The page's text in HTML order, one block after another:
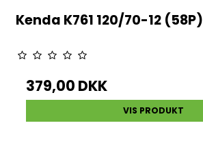
Kenda K761 120/70-12 (58P)
379,00 DKK
VIS PRODUKT